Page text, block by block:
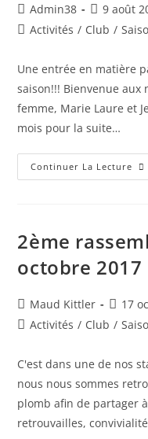
Auteur/autrice
de
Admin38
Publication
publiée :
9 août
PostActivités / Club /
Une entrée en matière
saison!!! Bienvenue aux
femme, Marie Laure et
mois pour la suite…
Continuer La Lecture
De
!!!
Et
25
La
En
Et
Se
2ème
octobre 2017
Auteur/autrice
de
Maud Kittler
17
PostActivités / Club /
C'est dans une de nos
nous nous sommes
plomb afin de partager
retrouvailles,